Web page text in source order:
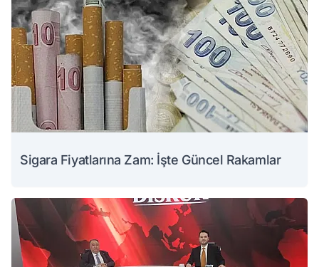
Sigara Fiyatlarına Zam: İşte Güncel Rakamlar